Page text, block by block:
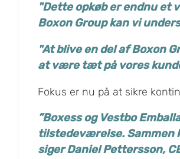
"Dette opkøb er endnu et
Boxon Group kan vi
"At blive en del af Boxon
at være tæt på vores
Fokus er nu på at sikre
”Boxess og Vestbo
tilstedeværelse. Sammen
siger Daniel Pettersson,